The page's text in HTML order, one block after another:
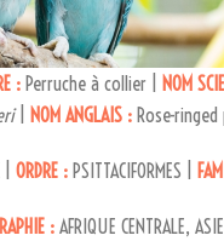
:Perruche à collier | NOM
NOM ANGLAIS :Rose-ringed
ORDRE : PSITTACIFORMES |
:AFRIQUE CENTRALE,